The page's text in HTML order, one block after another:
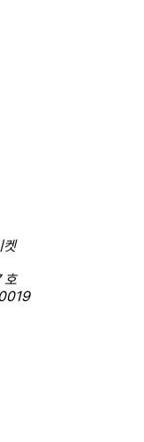
켓
호